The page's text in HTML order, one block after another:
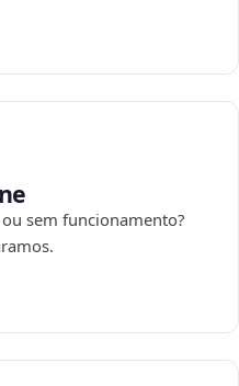
sem funcionamento?